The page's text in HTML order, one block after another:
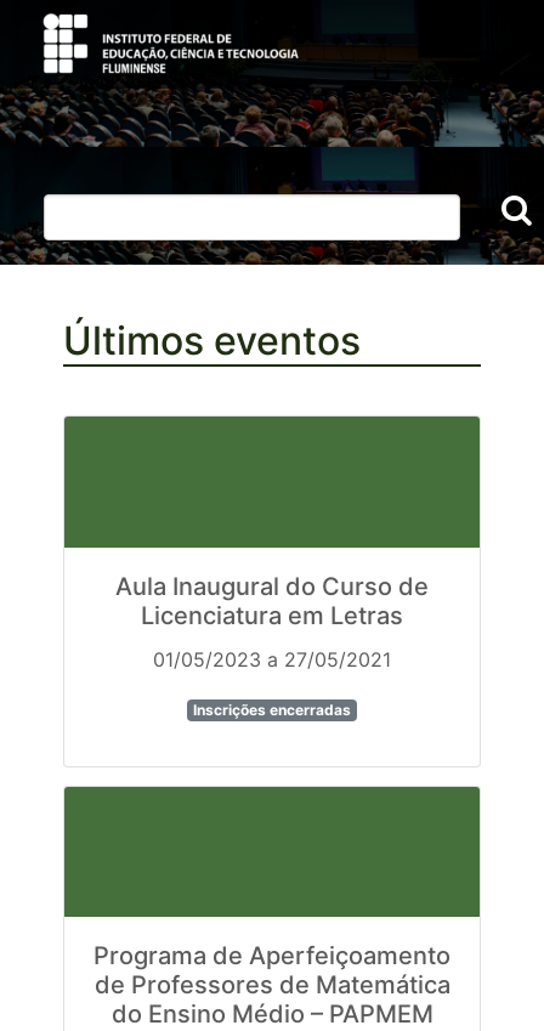
Últimos eventos
Aula Inaugural do Curso de
Licenciatura em Letras
01/05/2023 a 27/05/2021
Inscrições encerradas
Programa de Aperfeiçoamento
de Professores de Matemática
do Ensino Médio – PAPMEM